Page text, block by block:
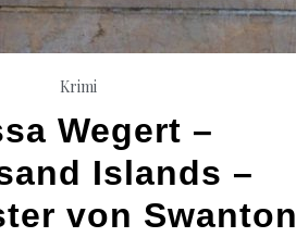
Krimi
Wegert –
Islands –
von Swanton